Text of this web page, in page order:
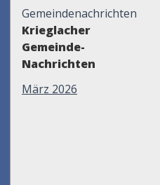
Gemeindenachrichten
Krieglacher
Gemeinde-
Nachrichten
März 2026